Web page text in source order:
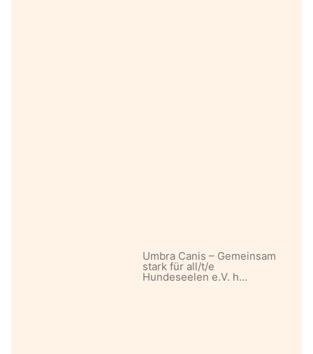
Umbra Canis – Gemeinsam
stark für all/t/e
Hundeseelen e.V. h…